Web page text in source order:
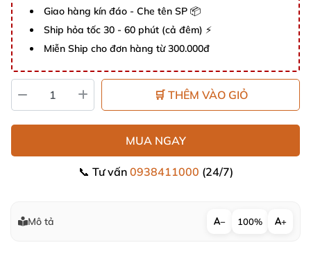
Giao hàng kín đáo - Che tên SP 📦
Ship hỏa tốc 30 - 60 phút (cả đêm) ⚡
Miễn Ship cho đơn hàng từ 300.000đ
🛒 THÊM VÀO GIỎ
MUA NGAY
📞 Tư vấn 0938411000 (24/7)
Mô tả − 100% +